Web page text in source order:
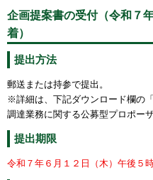
企画提案書の受付（令和７
着）
提出方法
郵送または持参で提出。
※詳細は、下記ダウンロード欄の
調達業務に関する公募型プロポー
提出期限
令和７年６月１２日（木）午後５